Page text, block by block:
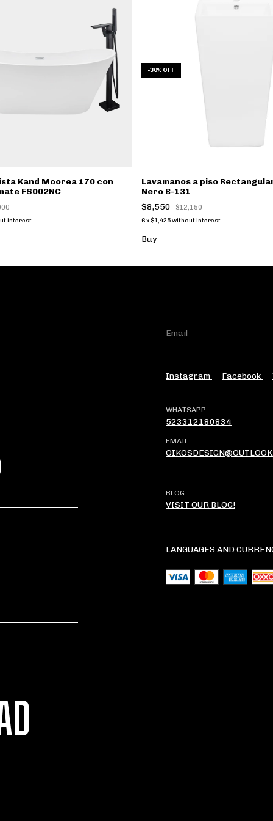
Kand Moorea 170 con
FS002NC
interest
-30% OFF
Lavamanos a piso
Nero B-131
$8,550
$12,150
6 x $1,425 without interest
Instagram Facebook
WHATSAPP
523312180834
EMAIL
BLOG
VISIT OUR BLOG!
LANGUAGES AND